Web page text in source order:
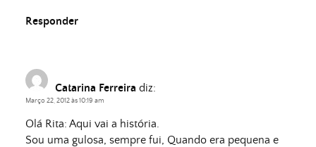
Responder
Catarina Ferreira diz:
Março 22, 2012 às 10:19 am
Olá Rita: Aqui vai a história.
Sou uma gulosa, sempre fui, Quando era pequena e